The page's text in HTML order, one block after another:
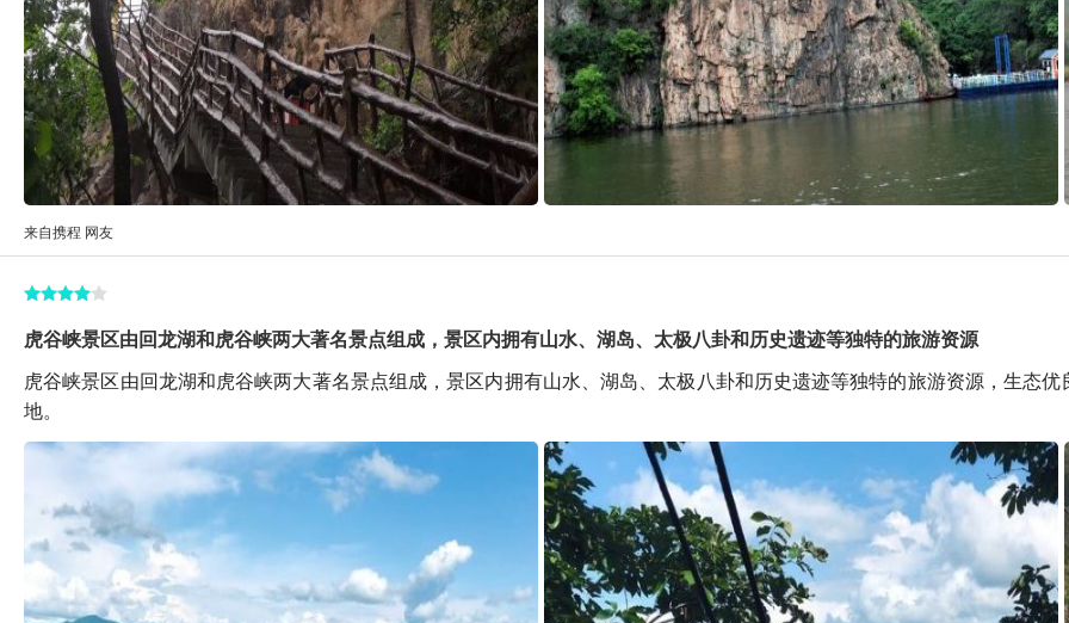
来自携程 网友
虎谷峡景区由回龙湖和虎谷峡两大著名景点组成，景区内拥有山水、湖岛、太极八卦和历史遗迹等独特的旅游资源
虎谷峡景区由回龙湖和虎谷峡两大著名景点组成，景区内拥有山水、湖岛、太极八卦和历史遗迹等独特的旅游资源，生态
地。